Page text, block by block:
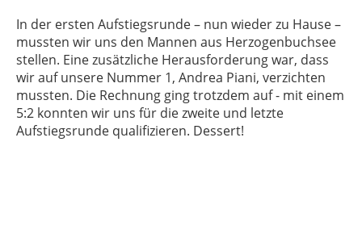
In der ersten Aufstiegsrunde – nun wieder zu Hause –
mussten wir uns den Mannen aus Herzogenbuchsee
stellen. Eine zusätzliche Herausforderung war, dass
wir auf unsere Nummer 1, Andrea Piani, verzichten
mussten. Die Rechnung ging trotzdem auf - mit einem
5:2 konnten wir uns für die zweite und letzte
Aufstiegsrunde qualifizieren. Dessert!